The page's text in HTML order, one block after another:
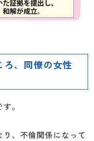
、同僚の女性
。
、不倫関係になって